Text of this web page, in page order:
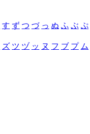
す ず つ づ っ ぬ ふ ぶ ぷ
ズ ツ ヅ ッ ヌ フ ブ プ ム